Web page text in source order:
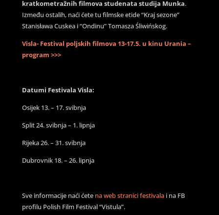
kratkometražnih filmova studenata studija Munka.
Između ostalih, naći ćete tu filmske etide “Kraj sezone”
Stanisława Cuskea i “Ondinu” Tomasza Śliwińskog.
Visla- Festival poljskih filmova 13-17.5. u kinu Urania –
program >>>
Datumi Festivala Visla:
Osijek 13. – 17. svibnja
Split 24. svibnja – 1. lipnja
Rijeka 26. – 31. svibnja
Dubrovnik 18. – 26. lipnja
Sve informacije naći ćete na web stranici festivalai na FB
profilu Polish Film Festival “Vistula”.